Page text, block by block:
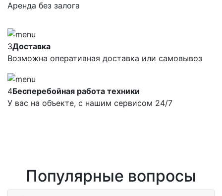
Аренда без залога
3Доставка
Возможна оперативная доставка или самовывоз
4Бесперебойная работа техники
У вас на объекте, с нашим сервисом 24/7
Популярные вопросы